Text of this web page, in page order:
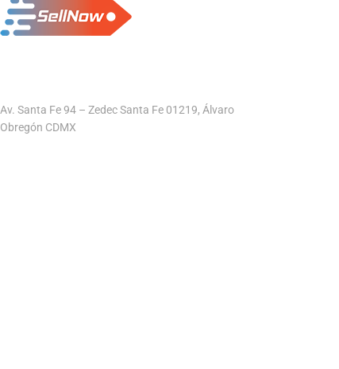
Av. Santa Fe 94 – Zedec Santa Fe 01219, Álvaro
Obregón CDMX